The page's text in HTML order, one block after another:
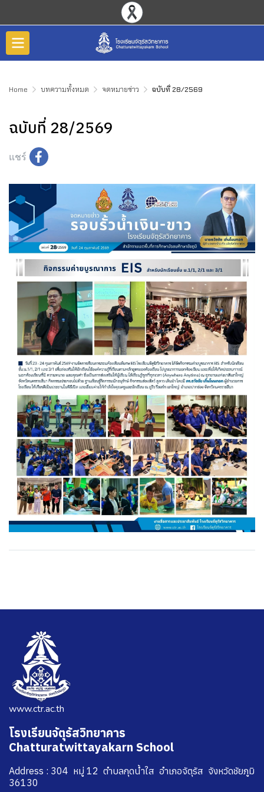
Home บทความทั้งหมด จดหมายข่าว ฉบับที่ 28/2569
ฉบับที่ 28/2569
แชร์
www.ctr.ac.th
โรงเรียนจัตุรัสวิทยาคาร
Chatturatwittayakarn School
Address : 304 หมู่ 12 ตำบลกุดน้ำใส อำเภอจัตุรัส จังหวัดชัยภูมิ
36130